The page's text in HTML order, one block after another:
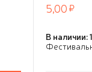
5,00
В наличии: